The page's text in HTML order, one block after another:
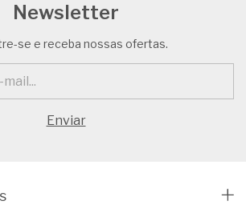
Newsletter
se e receba nossas ofertas.